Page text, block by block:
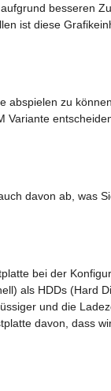
besseren
ist diese
zu
Variante
davon ab, was
bei der
als HDDs (Hard
und die
davon, dass